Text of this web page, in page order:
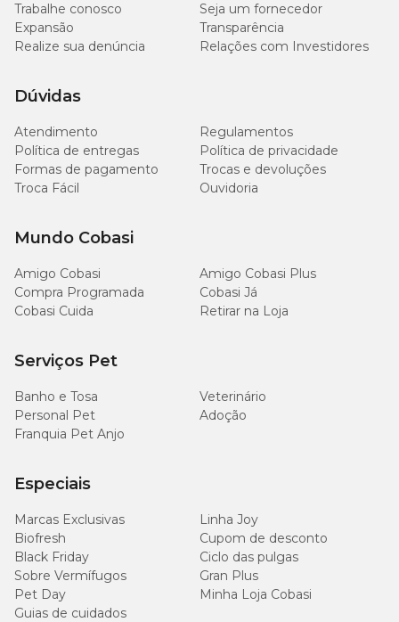
Trabalhe conosco
Seja um fornecedor
Expansão
Transparência
Realize sua denúncia
Relações com Investidores
Dúvidas
Atendimento
Regulamentos
Política de entregas
Política de privacidade
Formas de pagamento
Trocas e devoluções
Troca Fácil
Ouvidoria
Mundo Cobasi
Amigo Cobasi
Amigo Cobasi Plus
Compra Programada
Cobasi Já
Cobasi Cuida
Retirar na Loja
Serviços Pet
Banho e Tosa
Veterinário
Personal Pet
Adoção
Franquia Pet Anjo
Especiais
Marcas Exclusivas
Linha Joy
Biofresh
Cupom de desconto
Black Friday
Ciclo das pulgas
Sobre Vermífugos
Gran Plus
Pet Day
Minha Loja Cobasi
Guias de cuidados